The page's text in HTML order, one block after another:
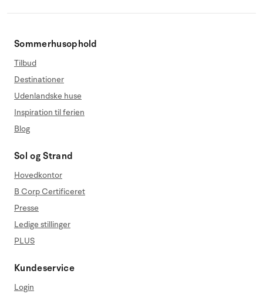
Sommerhusophold
Tilbud
Destinationer
Udenlandske huse
Inspiration til ferien
Blog
Sol og Strand
Hovedkontor
B Corp Certificeret
Presse
Ledige stillinger
PLUS
Kundeservice
Login